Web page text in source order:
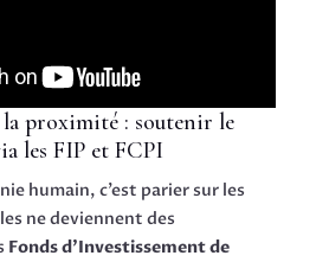
proximité : soutenir le
les FIP et FCPI
humain, c’est parier sur les
ne deviennent des
Fonds d’Investissement de